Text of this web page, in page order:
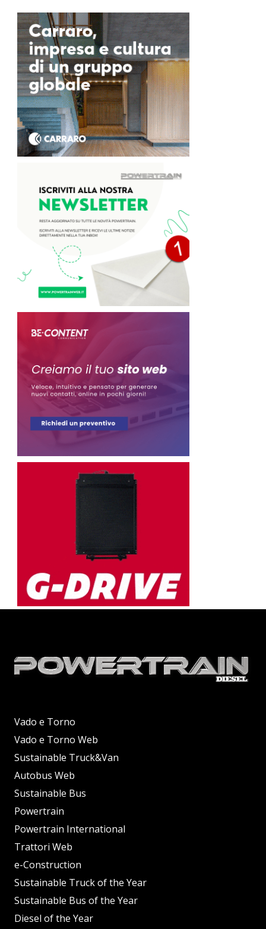
Vado e Torno
Vado e Torno Web
Sustainable Truck&Van
Autobus Web
Sustainable Bus
Powertrain
Powertrain International
Trattori Web
e-Construction
Sustainable Truck of the Year
Sustainable Bus of the Year
Diesel of the Year